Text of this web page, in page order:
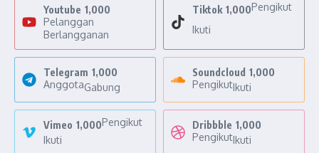
Youtube 1,000
Pelanggan
Berlangganan
Tiktok 1,000Pengikut
Ikuti
Telegram 1,000
AnggotaGabung
Soundcloud 1,000
PengikutIkuti
Vimeo 1,000Pengikut
Ikuti
Dribbble 1,000
PengikutIkuti